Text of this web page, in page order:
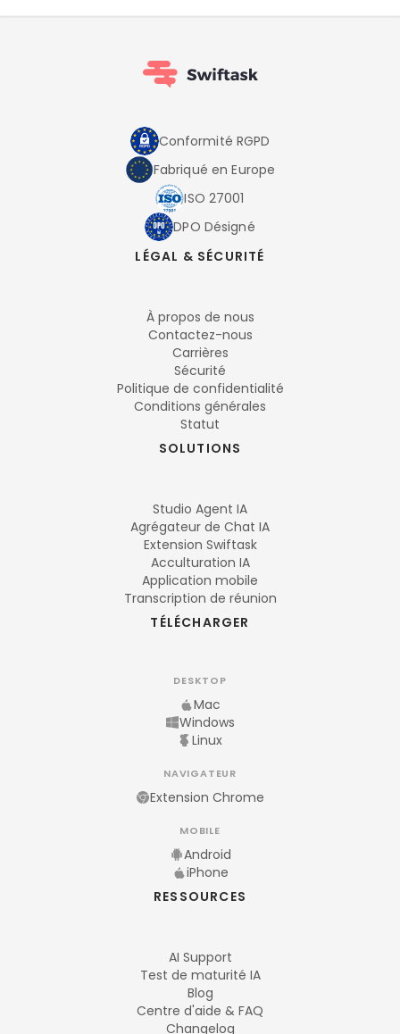
Conformité RGPD
Fabriqué en Europe
ISO 27001
DPO Désigné
LÉGAL & SÉCURITÉ
À propos de nous
Contactez-nous
Carrières
Sécurité
Politique de confidentialité
Conditions générales
Statut
SOLUTIONS
Studio Agent IA
Agrégateur de Chat IA
Extension Swiftask
Acculturation IA
Application mobile
Transcription de réunion
TÉLÉCHARGER
DESKTOP
Mac
Windows
Linux
NAVIGATEUR
Extension Chrome
MOBILE
Android
iPhone
RESSOURCES
AI Support
Test de maturité IA
Blog
Centre d'aide & FAQ
Changelog